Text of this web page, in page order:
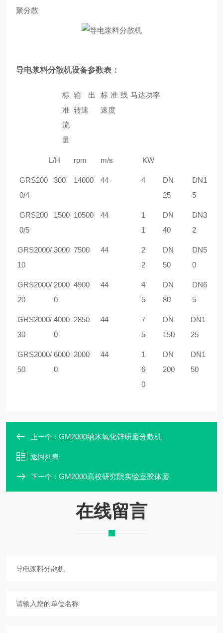
聚分散
导电浆料分散机设备参数表：
标
准
流
量
输出
转速
标准线
速度
马达功率
L/H rpm m/s KW
GRS200
0/4
300 14000 44 4
DN
25
DN1
5
GRS200
0/5
1500 10500 44
1
1
DN
40
DN3
2
GRS2000/
10
3000 7500 44
2
2
DN
50
DN5
0
GRS2000/
20
2000
0
4900 44
4
5
DN
80
DN6
5
GRS2000/
30
4000
0
2850 44
7
5
DN
150
DN1
25
GRS2000/
50
6000
0
2000 44
1
6
0
DN
200
DN1
50
上一个： GM2000纳米氧化锌研磨分散机
返回列表
下一个： GM2000高校研究院实验室胶体磨
在线留言